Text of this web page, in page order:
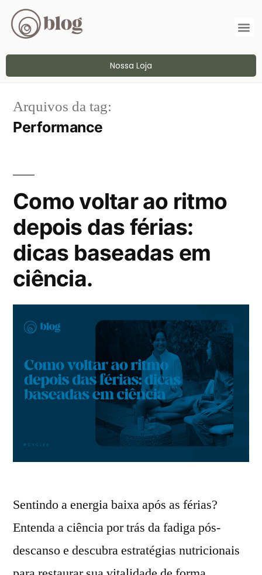
Nossa Loja
Arquivos da tag:
Performance
Como voltar ao ritmo
depois das férias:
dicas baseadas em
ciência.
Sentindo a energia baixa após as férias?
Entenda a ciência por trás da fadiga pós-
descanso e descubra estratégias nutricionais